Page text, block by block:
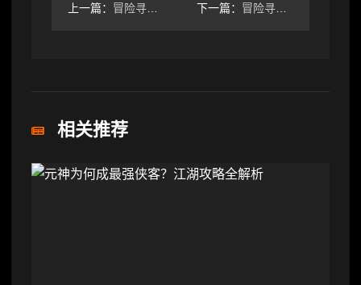
上一篇： 冒险寻宝然后打败魔王实测圣骑神圣套已成为鸡肋，不用绕道 下一篇： 冒险寻宝然后打败魔王【攻略】S9血刺150（30）售后2.0
相关推荐